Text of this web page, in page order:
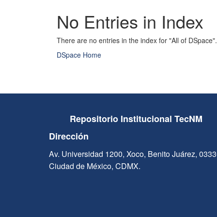
No Entries in Index
There are no entries in the index for "All of DSpace".
DSpace Home
Repositorio Institucional TecNM
Dirección
Av. Universidad 1200, Xoco, Benito Juárez,
Ciudad de México, CDMX.